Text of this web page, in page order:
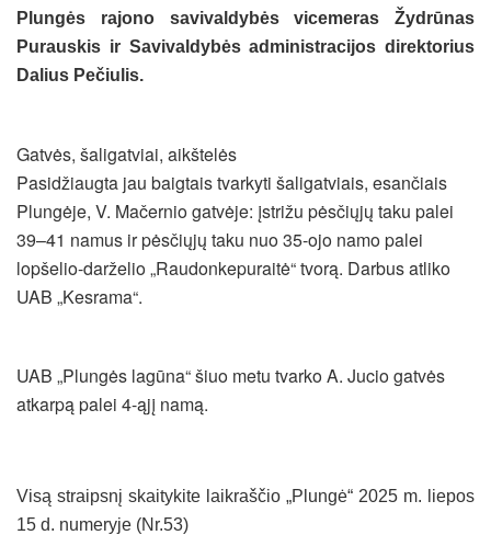
Plungės rajono savivaldybės vicemeras Žydrūnas
Purauskis ir Savivaldybės administracijos direktorius
Dalius Pečiulis.
Gatvės, šaligatviai, aikštelės
Pasidžiaugta jau baigtais tvarkyti šaligatviais, esančiais
Plungėje, V. Mačernio gatvėje: įstrižu pėsčiųjų taku palei
39–41 namus ir pėsčiųjų taku nuo 35-ojo namo palei
lopšelio-darželio „Raudonkepuraitė“ tvorą. Darbus atliko
UAB „Kesrama“.
UAB „Plungės lagūna“ šiuo metu tvarko A. Jucio gatvės
atkarpą palei 4-ąjį namą.
Visą straipsnį skaitykite laikraščio „Plungė“ 2025 m. liepos
15 d. numeryje (Nr.53)